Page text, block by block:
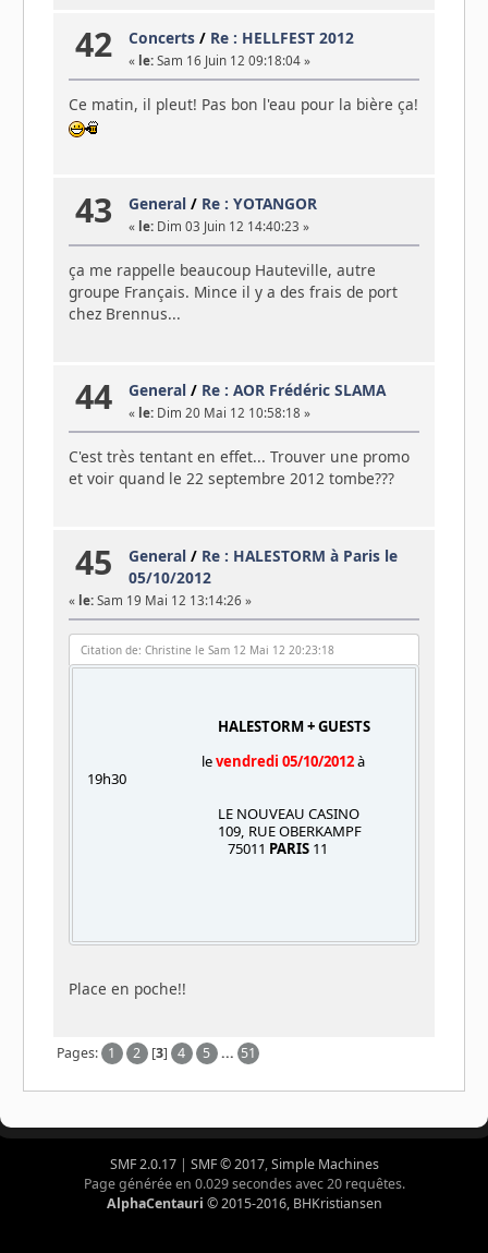
42 Concerts / Re : HELLFEST 2012
« le: Sam 16 Juin 12 09:18:04 »
Ce matin, il pleut! Pas bon l'eau pour la bière ça!
43 General / Re : YOTANGOR
« le: Dim 03 Juin 12 14:40:23 »
ça me rappelle beaucoup Hauteville, autre
groupe Français. Mince il y a des frais de port
chez Brennus...
44 General / Re : AOR Frédéric SLAMA
« le: Dim 20 Mai 12 10:58:18 »
C'est très tentant en effet... Trouver une promo
et voir quand le 22 septembre 2012 tombe???
45 General / Re : HALESTORM à Paris le
05/10/2012
« le:Sam 19 Mai 12 13:14:26 »
Citation de: Christine le Sam 12 Mai 12 20:23:18
HALESTORM + GUESTS
levendredi 05/10/2012à
19h30
LE NOUVEAU CASINO
109, RUE OBERKAMPF
75011 PARIS11
Place en poche!!
Pages: 1 2 [3] 4 5 ... 51
SMF 2.0.17| SMF © 2017,Simple Machines
Page générée en 0.029 secondes avec 20 requêtes.
AlphaCentauri © 2015-2016, BHKristiansen